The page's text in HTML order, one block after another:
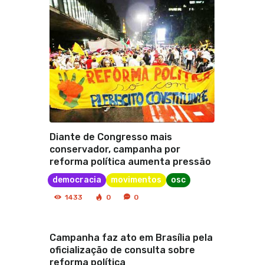
Diante de Congresso mais
conservador, campanha por
reforma política aumenta pressão
democracia movimentos osc
1433 0 0
Campanha faz ato em Brasília pela
oficialização de consulta sobre
reforma política